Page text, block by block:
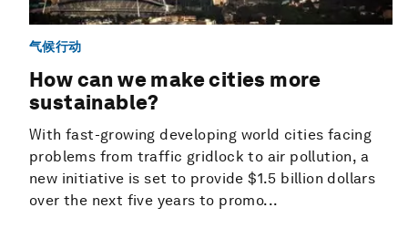
气候行动
How can we make cities more
sustainable?
With fast-growing developing world cities facing
problems from traffic gridlock to air pollution, a
new initiative is set to provide $1.5 billion dollars
over the next five years to promo...